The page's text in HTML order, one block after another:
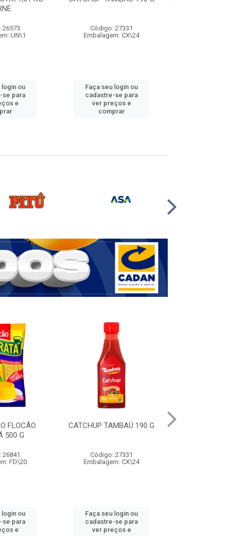
26573
UN\1
login ou
se para
e
Código: 27331
Embalagem: CX\24
Faça seu login ou
cadastre-se para
ver preços e
comprar
FLOCÃO
500 G
26841
FD\20
login ou
se para
e
CATCHUP TAMBAÚ 190 G
Código: 27331
Embalagem: CX\24
Faça seu login ou
cadastre-se para
ver preços e